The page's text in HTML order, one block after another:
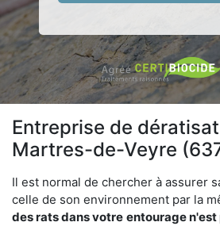
Entreprise de
Martres-de-Veyre
Il est normal de chercher à assurer
celle de son environnement par la
des rats dans votre entourage n'est